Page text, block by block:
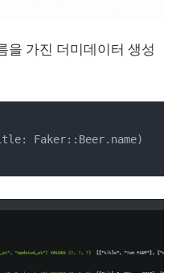
을 가진 더미데이터 생성